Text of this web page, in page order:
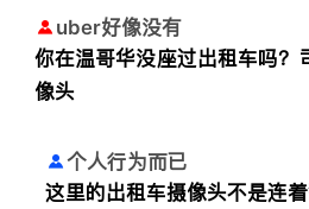
uber好像没有
你在温哥华没座过出租车吗？
像头
个人行为而已
这里的出租车摄像头不是连